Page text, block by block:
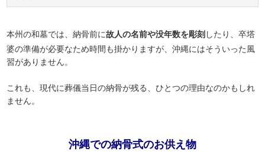
本州の和墓では、納骨前に故人の名前や没年数を彫刻 したり、卒塔
婆の準備が必要なため時間も掛かりますが、沖縄にはそういった風
習がありません。
これも、現代に葬儀当日の納骨が残る、ひとつの理由なのかもしれ
ません。
沖縄での納骨式のお供え物